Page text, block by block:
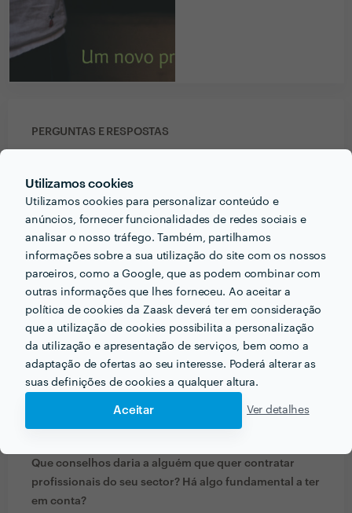
Utilizamos cookies
Utilizamos cookies para personalizar conteúdo e
anúncios, fornecer funcionalidades de redes sociais e
analisar o nosso tráfego. Também, partilhamos
informações sobre a sua utilização do site com os nossos
parceiros, como a Google, que as podem combinar com
outras informações que lhes forneceu. Ao aceitar a
política de cookies da Zaask deverá ter em consideração
que a utilização de cookies possibilita a personalização
da utilização e apresentação de serviços, bem como a
adaptação de ofertas ao seu interesse. Poderá alterar as
suas definições de cookies a qualquer altura.
Aceitar Ver detalhes
PERGUNTAS E RESPOSTAS
com profissionais?
Eficiência energética, relação custos qualidade, pois
muitas vezes o orçamento mais baixo, nem sempre e
o mais acertado procurar se informar sobre os
materiais que vão ser aplicados, a sua durabilidade e
fiabilidade.
Que formação e experiência tem relacionadas com a
sua actividade?
Sou tecnico responsável na otica da instalação,
Que conselhos daria a alguém que quer contratar
profissionais do seu sector? Há algo fundamental a ter
em conta?